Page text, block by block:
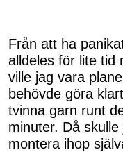
Från att ha
alldeles för lite tid
ville jag vara
behövde göra
tvinna garn runt
minuter. Då
montera ihop